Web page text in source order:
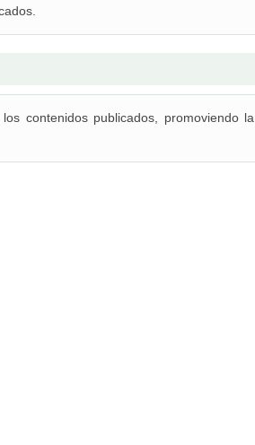
contenidos publicados, promoviendo la